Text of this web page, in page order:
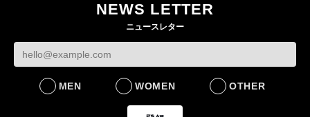
NEWS LETTER
ニュースレター
MEN WOMEN OTHER